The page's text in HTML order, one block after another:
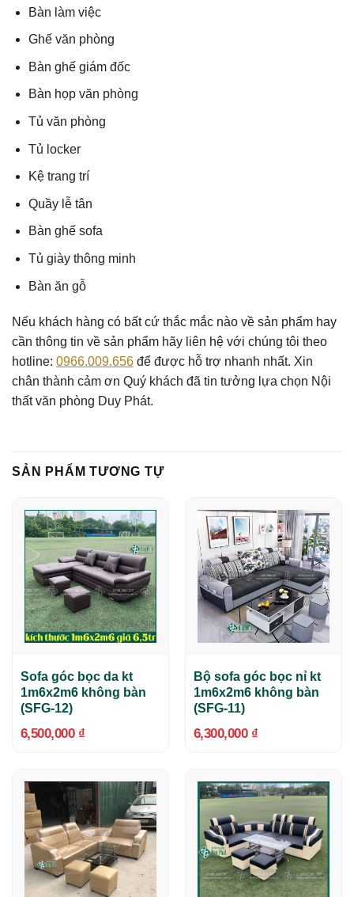
Bàn làm việc
Ghế văn phòng
Bàn ghế giám đốc
Bàn họp văn phòng
Tủ văn phòng
Tủ locker
Kệ trang trí
Quầy lễ tân
Bàn ghế sofa
Tủ giày thông minh
Bàn ăn gỗ
Nếu khách hàng có bất cứ thắc mắc nào về sản phẩm hay
cần thông tin về sản phẩm hãy liên hệ với chúng tôi theo
hotline: 0966.009.656 để được hỗ trợ nhanh nhất. Xin
chân thành cảm ơn Quý khách đã tin tưởng lựa chọn Nội
thất văn phòng Duy Phát.
SẢN PHẨM TƯƠNG TỰ
Sofa góc bọc da kt
1m6x2m6 không bàn
(SFG-12)
6,500,000 ₫
Bộ sofa góc bọc nỉ kt
1m6x2m6 không bàn
(SFG-11)
6,300,000 ₫